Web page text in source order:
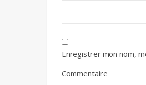
Enregistrer mon nom,
Commentaire